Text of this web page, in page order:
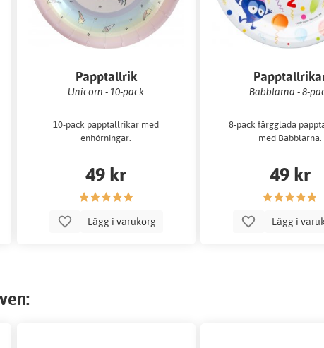
Papptallrik
Unicorn - 10-pack
10-pack papptallrikar med
enhörningar.
49 kr
Lägg i varukorg
Babblarna - 8-
8-pack färgglada
med Babblarna.
49 kr
Lägg i